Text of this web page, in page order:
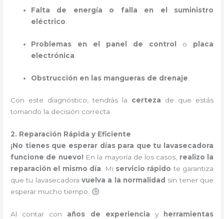
Falta de energía o falla en el suministro
eléctrico
Problemas en el panel de control o placa
electrónica
Obstrucción en las mangueras de drenaje
Con este diagnóstico, tendrás la certeza de que estás
tomando la decisión correcta.
2. Reparación Rápida y Eficiente
¡No tienes que esperar días para que tu lavasecadora
funcione de nuevo! En la mayoría de los casos, realizo la
reparación el mismo día. Mi servicio rápido te garantiza
que tu lavasecadoravuelva a la normalidad sin tener que
esperar mucho tiempo.
Al contar con años de experiencia y
herramientas